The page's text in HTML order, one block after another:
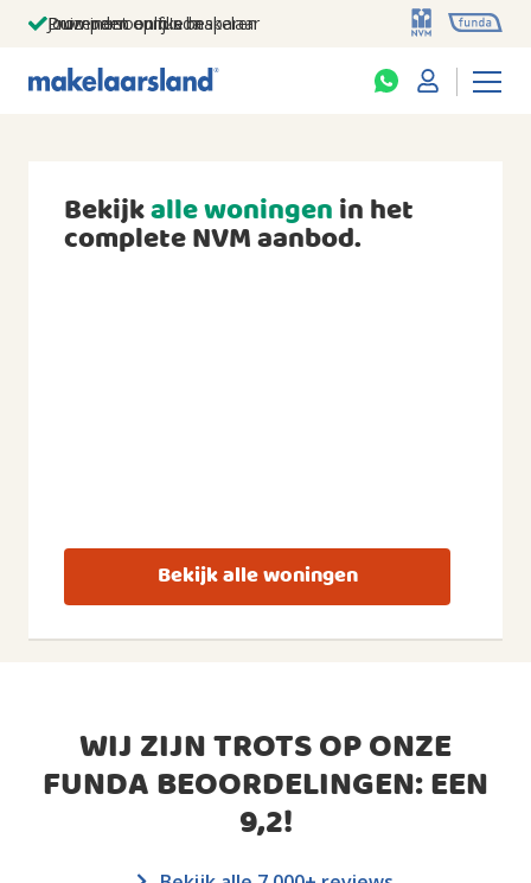
Jouw persoonlijke makelaar
Duizenden euro's besparen
Prominent op funda
Bekijkalle woningenin het
complete NVM aanbod.
Bekijk alle woningen
WIJ ZIJN TROTS OP ONZE
FUNDA BEOORDELINGEN: EEN
9,2!